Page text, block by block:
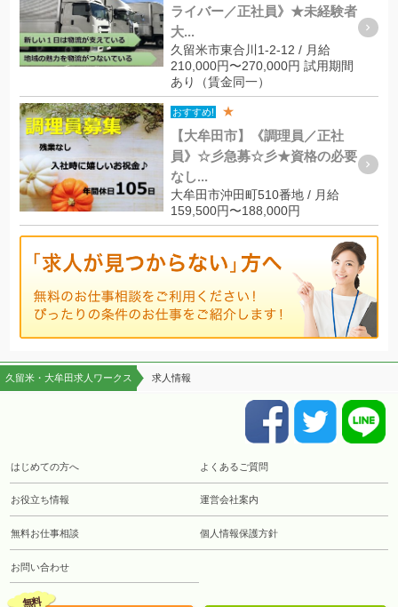
ライバー／正社員》★未経験者
大...
久留米市東合川1-2-12 / 月給
210,000円〜270,000円 試用期間
あり（賃金同一）
おすすめ! ★
【大牟田市】《調理員／正社
員》☆彡急募☆彡★資格の必要
なし...
大牟田市沖田町510番地 / 月給
159,500円〜188,000円
久留米・大牟田求人ワークス 求人情報
はじめての方へ よくあるご質問
お役立ち情報 運営会社案内
無料お仕事相談 個人情報保護方針
お問い合わせ
無料